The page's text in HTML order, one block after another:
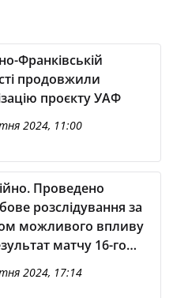
Франківській
продовжили
проєкту УАФ
2024, 11:00
Проведено
розслідування за
можливого впливу
матчу 16-го
Ліги
2023/2024 «Минай»
2024, 17:14